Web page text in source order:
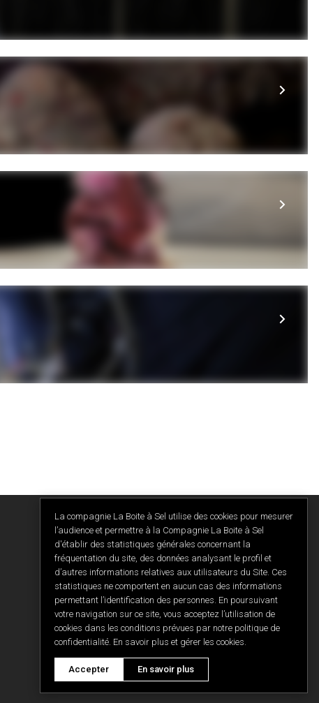
La compagnie La Boite à Sel utilise des cookies pour mesurer
l’audience et permettre à la Compagnie La Boite à Sel
d'établir des statistiques générales concernant la
fréquentation du site, des données analysant le profil et
d’autres informations relatives aux utilisateurs du Site. Ces
statistiques ne comportent en aucun cas des informations
permettant l’identification des personnes. En poursuivant
votre navigation sur ce site, vous acceptez l’utilisation de
cookies dans les conditions prévues par notre politique de
confidentialité. En savoir plus et gérer les cookies.
Accepter En savoir plus